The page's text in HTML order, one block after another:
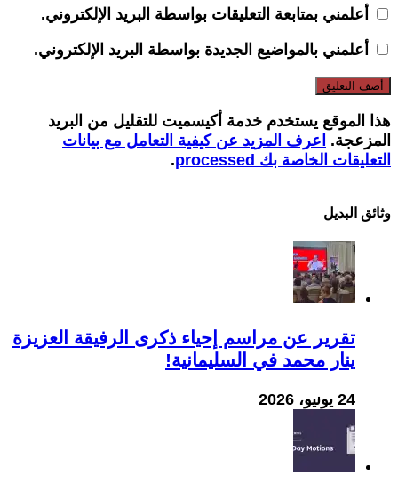
أعلمني بمتابعة التعليقات بواسطة البريد الإلكتروني.
أعلمني بالمواضيع الجديدة بواسطة البريد الإلكتروني.
هذا الموقع يستخدم خدمة أكيسميت للتقليل من البريد
المزعجة. اعرف المزيد عن كيفية التعامل مع بيانات
التعليقات الخاصة بك processed
.
وثائق البدیل
تقرير عن مراسم إحياء ذكرى الرفيقة العزيزة
ينار محمد في السليمانية!
24 يونيو، 2026